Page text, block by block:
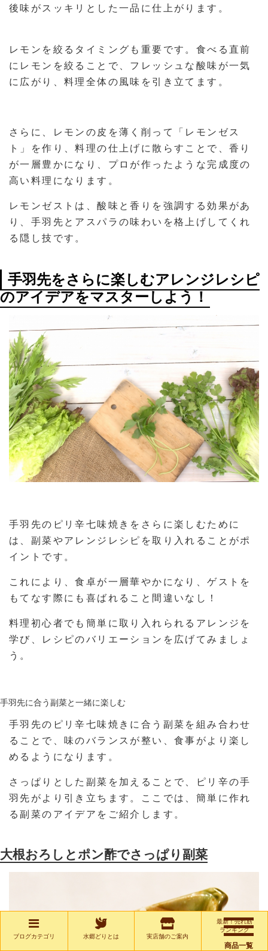
商品一覧
後味がスッキリとした一品に仕上がります。
レモンを絞るタイミングも重要です。食べる直前
にレモンを絞ることで、フレッシュな酸味が一気
に広がり、料理全体の風味を引き立てます。
さらに、レモンの皮を薄く削って「レモンゼス
ト」を作り、料理の仕上げに散らすことで、香り
が一層豊かになり、プロが作ったような完成度の
高い料理になります。
レモンゼストは、酸味と香りを強調する効果があ
り、手羽先とアスパラの味わいを格上げしてくれ
る隠し技です。
手羽先をさらに楽しむアレンジレシピ
のアイデアをマスターしよう！
手羽先のピリ辛七味焼きをさらに楽しむために
は、副菜やアレンジレシピを取り入れることがポ
イントです。
これにより、食卓が一層華やかになり、ゲストを
もてなす際にも喜ばれること間違いなし！
料理初心者でも簡単に取り入れられるアレンジを
学び、レシピのバリエーションを広げてみましょ
う。
手羽先に合う副菜と一緒に楽しむ
手羽先のピリ辛七味焼きに合う副菜を組み合わせ
ることで、味のバランスが整い、食事がより楽し
めるようになります。
さっぱりとした副菜を加えることで、ピリ辛の手
羽先がより引き立ちます。ここでは、簡単に作れ
る副菜のアイデアをご紹介します。
大根おろしとポン酢でさっぱり副菜
ブログカテゴリ 水郷どりとは 実店舗のご案内
最新！売れ筋
ランキング